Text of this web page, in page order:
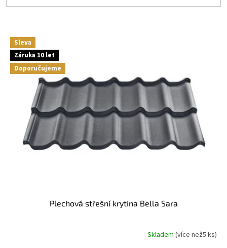
V
p
Sleva
Záruka 10 let
Doporučujeme
Plechová střešní krytina Bella Sara
Skladem(více než5 ks)